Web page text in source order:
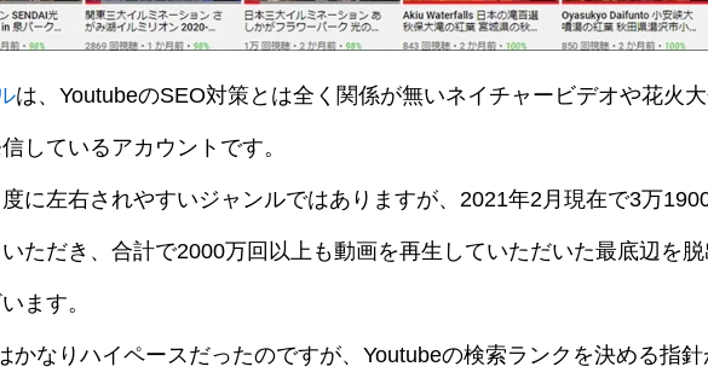
は、YoutubeのSEO対策とは全く関係が無いネイチャービデオや花火
しているアカウントです。
に左右されやすいジャンルではありますが、2021年2月現在で3万
ただき、合計で2000万回以上も動画を再生していただいた最底辺を
ます。
かなりハイペースだったのですが、Youtubeの検索ランクを決める指